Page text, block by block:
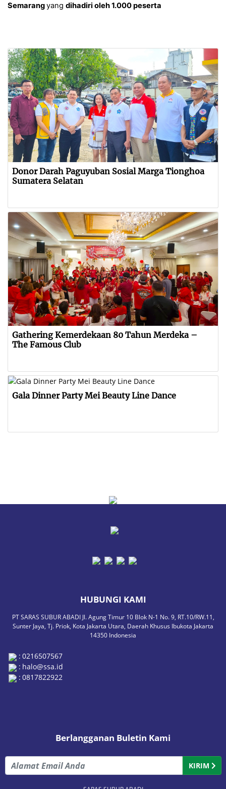
Semarangyang dihadiri oleh 1.000 peserta
Donor Darah Paguyuban Sosial Marga Tionghoa
Sumatera Selatan
Gathering Kemerdekaan 80 Tahun Merdeka –
The Famous Club
Gala Dinner Party Mei Beauty Line Dance
HUBUNGI KAMI
PT SARAS SUBUR ABADI Jl. Agung Timur 10 Blok N-1 No. 9, RT.10/RW.11,
Sunter Jaya, Tj. Priok, Kota Jakarta Utara, Daerah Khusus Ibukota Jakarta
14350 Indonesia
: 0216507567
: halo@ssa.id
: 0817822922
Berlangganan Buletin Kami
KIRIM